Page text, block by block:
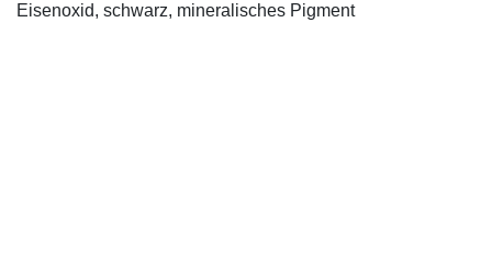
Eisenoxid, schwarz, mineralisches Pigment